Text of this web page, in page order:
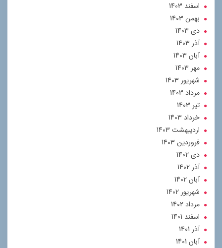
اسفند 1403
بهمن 1403
دی 1403
آذر 1403
آبان 1403
مهر 1403
شهریور 1403
مرداد 1403
تير 1403
خرداد 1403
ارديبهشت 1403
فروردین 1403
دی 1402
آذر 1402
آبان 1402
شهریور 1402
مرداد 1402
اسفند 1401
آذر 1401
آبان 1401